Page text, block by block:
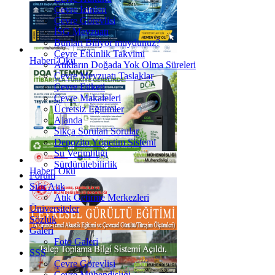
Haberi Oku
Haberi Oku
Çevre İzinleri
Çevre Görevlisi
İSG Mevzuatı
Bunları Biliyor muydunuz?
Çevre Etkinlik Takvimi
Atıkların Doğada Yok Olma Süreleri
Çevre Mevzuatı Taslaklar
Çevre Etiketi
Çevre Makaleleri
Ücretsiz Eğitimler
Ajanda
Sıkça Sorulan Sorular
Depozito Yönetim Sistemi
Su Verimliliği
Sürdürülebilirlik
Forum
Sıfır Atık
Atık Getirme Merkezleri
Üniversiteler
Sözlük
Galeri
Foto Galeri
SSS
Çevre Görevlisi